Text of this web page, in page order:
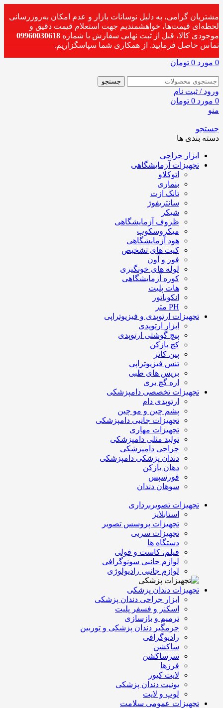
مشتریان گرامی، به دلیل نوسانات بازار و عدم امکان به‌روزرسانی
لحظه‌ای قیمت‌ها، خواهشمندیم جهت استعلام قیمت دقیق و
موجودی کالا، قبل از ثبت نهایی سفارش با شماره 09960030618
تماس حاصل فرمایید. از همکاری شما سپاسگزاریم.
0 مورد 0 تومان
جستجو
ورود / ثبت نام
0 مورد 0 تومان
منو
جستجو
دسته بندی ها
ابزار جراحی
تجهیزات آزمایشگاهی
اتوکلاو
بنماری
تانک ازت
سانتریفوژ
شیکر
ظروف آزمایشگاهی
میکروسکوپ
هود آزمایشگاهی
کیت های تشخیص
فور و آون
لوله های خونگیری
کوره آزمایشگاهی
هات پلیت
انکوباتور
PH متر
تجهیزات ارتوپدی و فیزیوتراپی
ابزار ارتوپدی
پیچ گوشتی ارتوپدی
کچ بازکن
پین کاتر
تنس فیزیوتراپی
بریس های طبی
اره گچ بری
تجهیزات تخصصی دامپزشکی
ارتوپدی دام
پشم چین و مو چین
تجهیزات جانبی دامپزشکی
تجهیزات مهاری
تولید مثلی دامپزشکی
جراحی دامپزشکی
دندان پزشکی دامپزشکی
دهان بازکن
فورسپس
سوهان دندان
تجهیزات تصویربرداری
استابلایز
تجهیزات پروسس تصویر
تجهیزات سربی
دستگاه ها
فیلم، کاست و فولی
لوازم جانبی سونوگرافی
لوازم جانبی رادیولوژی
تجهیزات دندان پزشکی
ابزار جراحی دندان پزشکی
اسکنر و فسفر پلیت
ترمیم و بازسازی
جرمگیر دندان پزشکی و توربین
رادیوگرافی
ساکشن
سرساکشن
فرزها
لایت کیور
یونیت دندان پزشکی
لوپ و لایت
تجهیزات عمومی سلامت